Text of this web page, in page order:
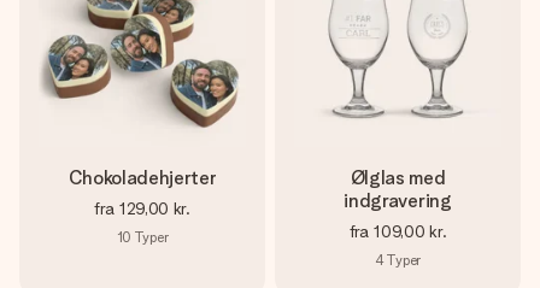
Chokoladehjerter
fra 129,00 kr.
10 Typer
Ølglas med
indgravering
fra 109,00 kr.
4Typer